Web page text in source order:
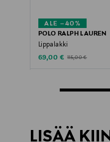
ALE –40%
POLO RALPH LAUREN
Lippalakki
Discounted Price
69,00 € Original Price
115,00 €
LISÄÄ